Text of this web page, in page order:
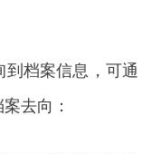
档案信息，可通
去向：